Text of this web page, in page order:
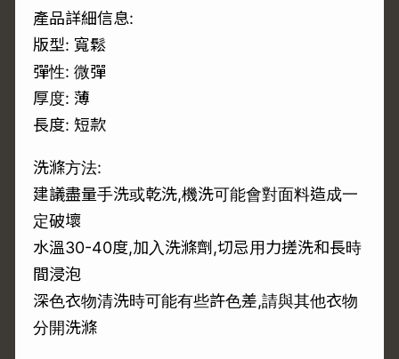
產品詳細信息:
版型: 寬鬆
彈性: 微彈
厚度: 薄
長度: 短款
洗滌方法:
建議盡量手洗或乾洗,機洗可能會對面料造成一
定破壞
水溫30-40度,加入洗滌劑,切忌用力搓洗和長時
間浸泡
深色衣物清洗時可能有些許色差,請與其他衣物
分開洗滌